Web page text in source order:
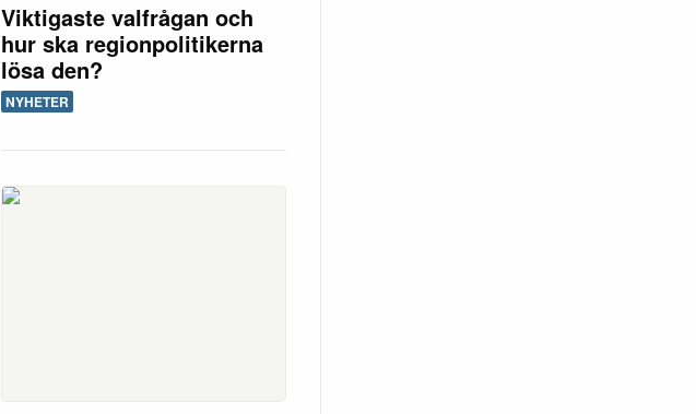
Viktigaste valfrågan och
hur ska regionpolitikerna
lösa den?
NYHETER